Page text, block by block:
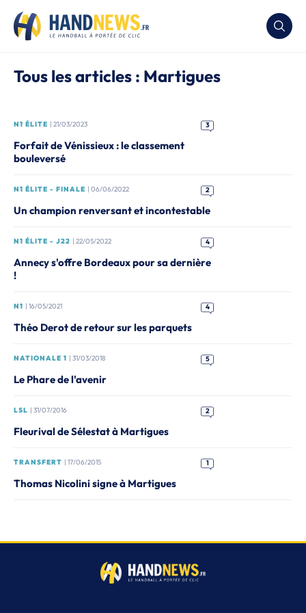
Tous les articles : Martigues
N1 ÉLITE | 21/03/2023 3
Forfait de Vénissieux : le classement
bouleversé
N1 ÉLITE - FINALE | 06/06/2022 2
Un champion renversant et incontestable
N1 ÉLITE - J22 | 22/05/2022 4
Annecy s'offre Bordeaux pour sa dernière
!
N1 | 16/05/2021 4
Théo Derot de retour sur les parquets
NATIONALE 1 | 31/03/2018 5
Le Phare de l'avenir
LSL | 31/07/2016 2
Fleurival de Sélestat à Martigues
TRANSFERT | 17/06/2015 1
Thomas Nicolini signe à Martigues